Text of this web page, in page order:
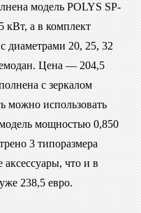
модель POLYS SP-
а в комплект
диаметрами 20, 25, 32
Цена — 204,5
с зеркалом
можно использовать
мощностью 0,850
3 типоразмера
что и в
238,5 евро.